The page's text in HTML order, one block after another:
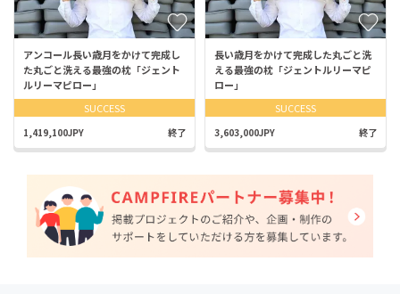
アンコール長い歳月をかけて完成し
た丸ごと洗える最強の枕「ジェント
ルリーマピロー」
SUCCESS
1,419,100JPY 終了
長い歳月をかけて完成した丸ごと洗
える最強の枕「ジェントルリーマピ
ロー」
SUCCESS
3,603,000JPY 終了